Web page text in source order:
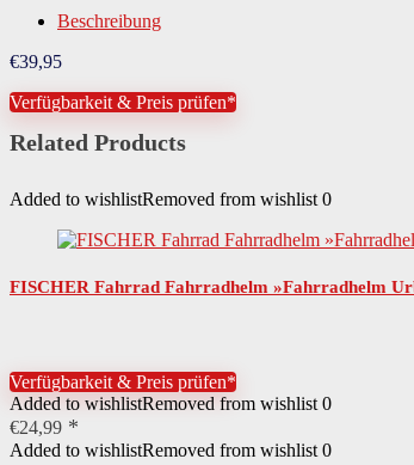
Beschreibung
€39,95
Verfügbarkeit & Preis prüfen*
Related Products
Added to wishlistRemoved from wishlist 0
FISCHER Fahrrad Fahrradhelm »Fahrradhelm
Verfügbarkeit & Preis prüfen*
Added to wishlistRemoved from wishlist 0
€24,99
Added to wishlistRemoved from wishlist 0